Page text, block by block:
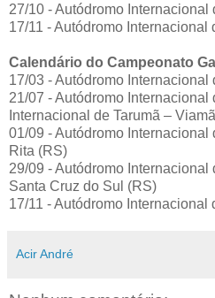
27/10 - Autódromo
17/11 - Autódromo Internacional
Calendário do Campeonato
17/03 - Autódromo Internacional
21/07 - Autódromo Internacional
Internacional de Tarumã –
01/09 - Autódromo
Rita (RS)
29/09 - Autódromo
Santa Cruz do Sul (RS)
17/11 - Autódromo Internacional
Acir André